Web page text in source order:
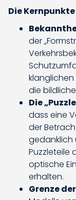
Die
der
die
Die
dass eine
der
gedanklich
Puzzleteile
optische
erhalten.
Grenze